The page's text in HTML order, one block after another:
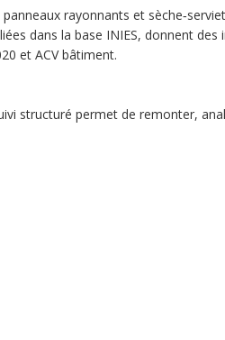
rayonnants et
dans la base INIES, donnent des
et ACV bâtiment.
structuré permet de remonter,